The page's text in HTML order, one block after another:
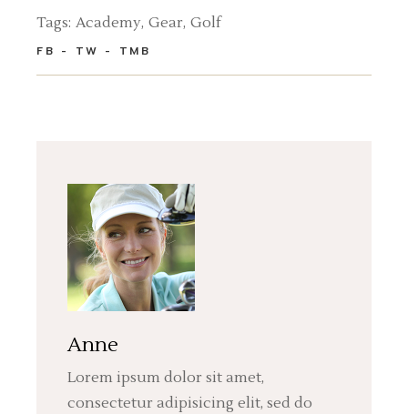
Tags: Academy Gear Golf
FB TW TMB
Anne
Lorem ipsum dolor sit amet,
consectetur adipisicing elit, sed do